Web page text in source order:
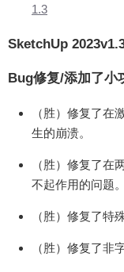
1.3
SketchUp
Bug修复/添加了小
（胜）修复了在
生的崩溃。
（胜）修复了在
不起作用的问题。
（胜）修复了特
（胜）修复了非
停时会突出显示
1 中打开和保存
Up 模型视口的
文集标签未更新
题。 资源下载
种网盘下载方式
种网盘下载链接
它问题也可直接
度网盘下载 提取
腾讯微云下载